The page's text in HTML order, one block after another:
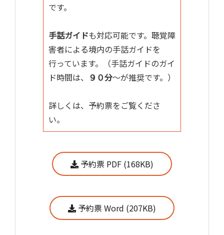
です。
手話ガイドも対応可能です。聴覚障
害者による境内の手話ガイドを
行っています。（手話ガイドのガイ
ド時間は、 ９０分～が推奨です。）
詳しくは、予約票をご覧くださ
い。
予約票 PDF (168KB)
予約票 Word (207KB)